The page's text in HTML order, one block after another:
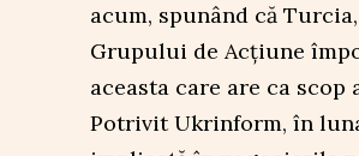
acum, spunând că
Grupului de Acțiune
aceasta care are ca
Potrivit Ukrinform, în